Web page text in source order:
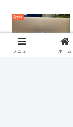
Apple
メニュー ホーム